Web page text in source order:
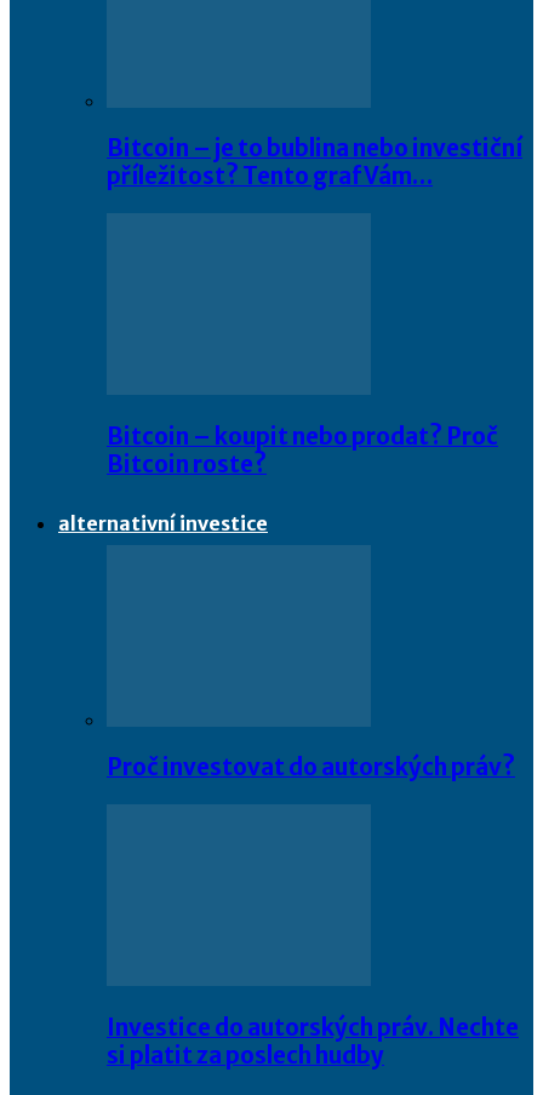
Bitcoin – je to bublina nebo investiční
příležitost? Tento graf Vám…
Bitcoin – koupit nebo prodat? Proč
Bitcoin roste?
alternativní investice
Proč investovat do autorských práv?
Investice do autorských práv. Nechte
si platit za poslech hudby